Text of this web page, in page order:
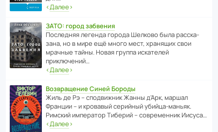
‹Далее›
ЗАТО: город забвения
После­дняя легенда города Шелково была расска­
зана, но в мире ещё много мест, хранящих свои
мрачные тайны. Новая группа иска­телей
приключений…
‹Далее›
Возвращение Синей Бороды
Жиль де Рэ – спод­ви­жник Жанны д’Арк, маршал
Франции – и кровавый серийный убийца-маньяк.
Римский импе­ратор Тиберий – совре­менник Иисуса…
‹Далее›